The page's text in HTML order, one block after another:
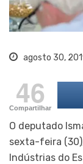
agosto 30,
46
Compartilhar
O deputado
sexta-feira
Indústrias do